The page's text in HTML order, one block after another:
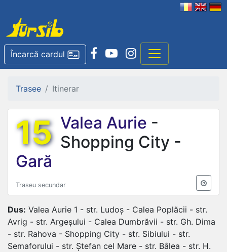
Încarcă cardul
Trasee Itinerar
15 Valea Aurie -
Shopping City -
Gară
Traseu secundar
Dus: Valea Aurie 1 - str. Ludoș - Calea Poplăcii - str.
Avrig - str. Argeșului - Calea Dumbrăvii - str. Gh. Dima
- str. Rahova - Shopping City - str. Sibiului - str.
Semaforului - str. Ștefan cel Mare - str. Bâlea - str. H.